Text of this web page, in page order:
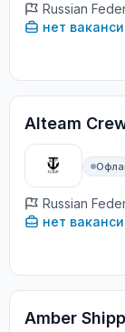
Russian
нет
Alteam
Russian
нет
Amber